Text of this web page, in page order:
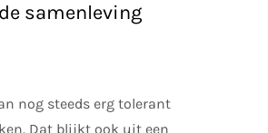
samenleving
nog steeds erg tolerant
Dat blijkt ook uit een